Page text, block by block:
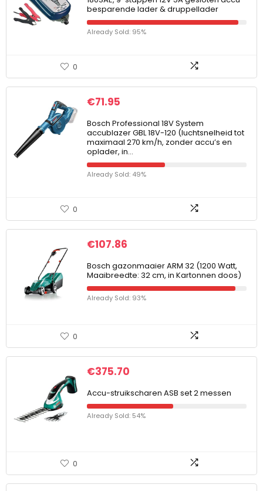
besparende lader & druppellader
Already Sold: 95%
0
€71.95
Bosch Professional 18V System
accublazer GBL 18V-120 (luchtsnelheid tot
maximaal 270 km/h, zonder accu’s en
oplader, in…
Already Sold: 49%
0
€107.86
Bosch gazonmaaier ARM 32 (1200 Watt,
Maaibreedte: 32 cm, in Kartonnen doos)
Already Sold: 93%
0
€375.70
Accu-struikscharen ASB set 2 messen
Already Sold: 54%
0